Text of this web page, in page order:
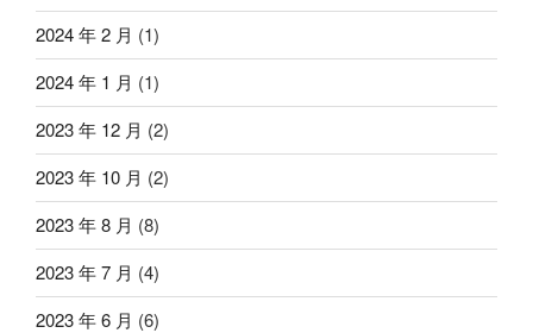
2024 年 2 月 (1)
2024 年 1 月 (1)
2023 年 12 月 (2)
2023 年 10 月 (2)
2023 年 8 月 (8)
2023 年 7 月 (4)
2023 年 6 月 (6)